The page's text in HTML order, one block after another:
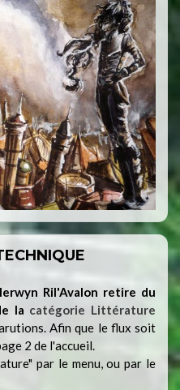
Ril'Avalon retire du
la catégorie Littérature
Afin que le flux soit
2 de l'accueil.
par le menu, ou par le